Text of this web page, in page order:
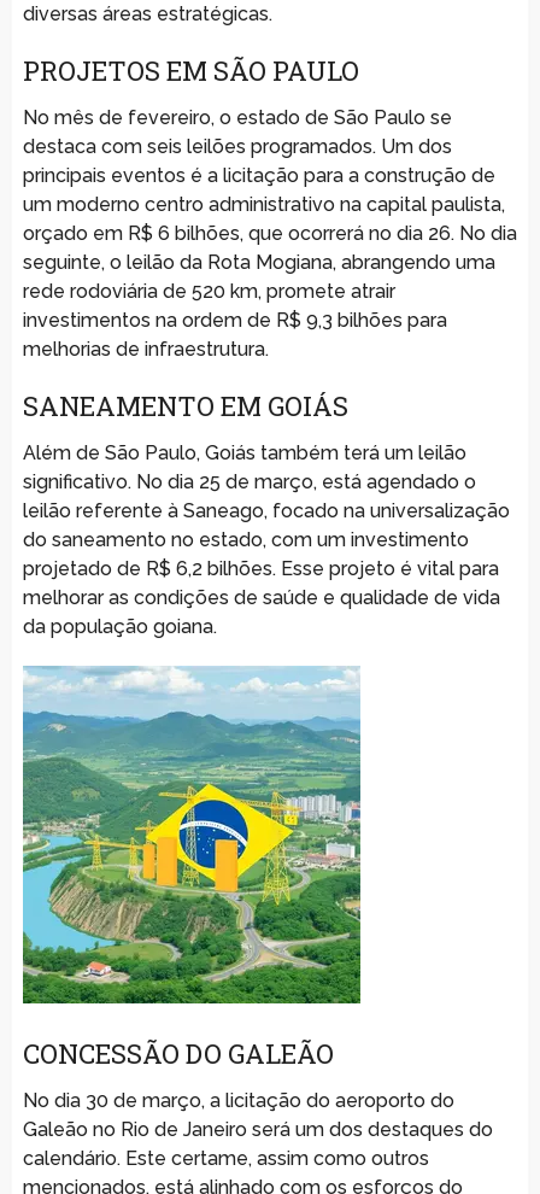
diversas áreas estratégicas.
PROJETOS EM SÃO PAULO
No mês de fevereiro, o estado de São Paulo se
destaca com seis leilões programados. Um dos
principais eventos é a licitação para a construção de
um moderno centro administrativo na capital paulista,
orçado em R$ 6 bilhões, que ocorrerá no dia 26. No dia
seguinte, o leilão da Rota Mogiana, abrangendo uma
rede rodoviária de 520 km, promete atrair
investimentos na ordem de R$ 9,3 bilhões para
melhorias de infraestrutura.
SANEAMENTO EM GOIÁS
Além de São Paulo, Goiás também terá um leilão
significativo. No dia 25 de março, está agendado o
leilão referente à Saneago, focado na universalização
do saneamento no estado, com um investimento
projetado de R$ 6,2 bilhões. Esse projeto é vital para
melhorar as condições de saúde e qualidade de vida
da população goiana.
CONCESSÃO DO GALEÃO
No dia 30 de março, a licitação do aeroporto do
Galeão no Rio de Janeiro será um dos destaques do
calendário. Este certame, assim como outros
mencionados, está alinhado com os esforços do